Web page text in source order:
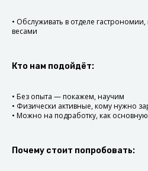
• Обслуживать в отделе
весами
Кто нам подойдёт:
• Без опыта — покажем, научим
• Физически активные, кому нужно
• Можно на подработку, как
Почему стоит попробовать:
Выберите смену
Приходите на работу
в назначенное время.
Не забудьте отметиться.
В течение суток после смены